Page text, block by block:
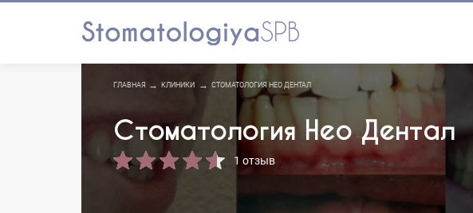
ГЛАВНАЯ КЛИНИКИ СТОМАТОЛОГИЯ НЕО ДЕНТАЛ
Стоматология Нео Дентал
1 отзыв